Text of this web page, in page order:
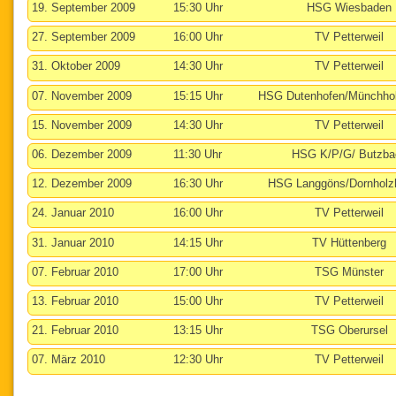
19. September 2009 15:30 Uhr HSG Wiesbaden
27. September 2009 16:00 Uhr TV Petterweil
31. Oktober 2009 14:30 Uhr TV Petterweil
07. November 2009 15:15 Uhr HSG Dutenhofen/
15. November 2009 14:30 Uhr TV Petterweil
06. Dezember 2009 11:30 Uhr HSG K/P/G/
12. Dezember 2009 16:30 Uhr HSG Langgöns/
24. Januar 2010 16:00 Uhr TV Petterweil
31. Januar 2010 14:15 Uhr TV Hüttenberg
07. Februar 2010 17:00 Uhr TSG Münster
13. Februar 2010 15:00 Uhr TV Petterweil
21. Februar 2010 13:15 Uhr TSG Oberursel
07. März 2010 12:30 Uhr TV Petterweil